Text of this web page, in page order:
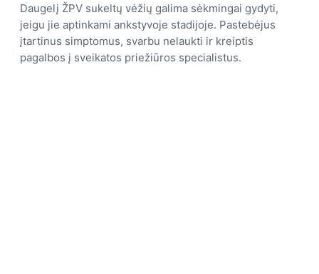
Daugelį ŽPV sukeltų vėžių galima sėkmingai gydyti,
jeigu jie aptinkami ankstyvoje stadijoje. Pastebėjus
įtartinus simptomus, svarbu nelaukti ir kreiptis
pagalbos į sveikatos priežiūros specialistus.